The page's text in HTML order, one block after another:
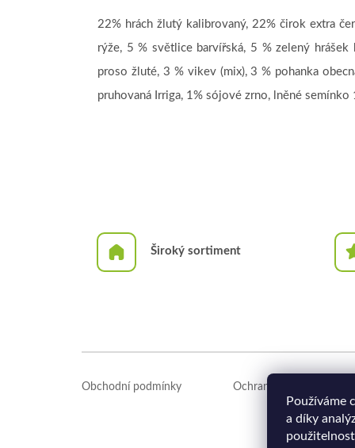
Používáme
a díky
22% hrách žlutý kalibrovaný, 22% čirok extra
rýže, 5 % světlice barvířská, 5 % zelený
proso žluté, 3 % vikev (mix), 3 % pohanka
pruhovaná Irriga, 1% sójové zrno, lněné semínko
Široký sortiment
Obchodní podmínky Ochrana osobních údajů